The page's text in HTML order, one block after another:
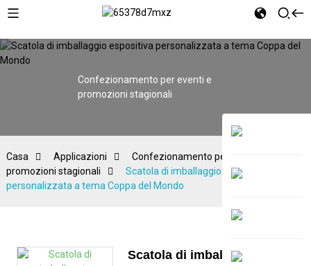
Confezionamento per eventi e
promozioni stagionali
Casa Applicazioni
Confezionamento per eventi e
promozioni stagionali
Scatola di imballaggio espositiva
personalizzata a tema Coppa del Mondo
Scatola di imballaggio